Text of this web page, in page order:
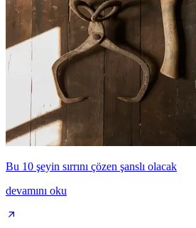
Bu 10 şeyin sırrını çözen şanslı olacak
devamını oku